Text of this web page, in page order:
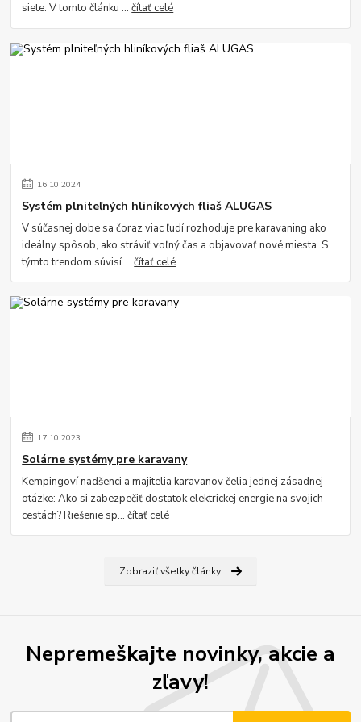
siete. V tomto článku ...čítať celé
16.10.2024
Systém plniteľných hliníkových fliaš ALUGAS
V súčasnej dobe sa čoraz viac ľudí rozhoduje pre karavaning ako
ideálny spôsob, ako stráviť voľný čas a objavovať nové miesta. S
týmto trendom súvisí ...čítať celé
17.10.2023
Solárne systémy pre karavany
Kempingoví nadšenci a majitelia karavanov čelia jednej zásadnej
otázke: Ako si zabezpečiť dostatok elektrickej energie na svojich
cestách? Riešenie sp...čítať celé
Zobraziť všetky články
Nepremeškajte novinky, akcie a
zľavy!